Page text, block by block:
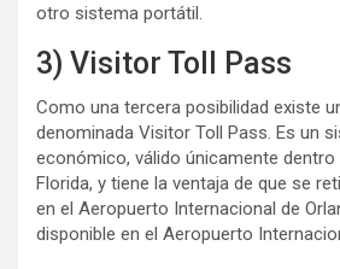
otro sistema portátil.
3) Visitor Toll Pass
Como una tercera posibilidad existe
denominada Visitor Toll Pass. Es un
económico, válido únicamente dentro
Florida, y tiene la ventaja de que se
en el Aeropuerto Internacional de
disponible en el Aeropuerto